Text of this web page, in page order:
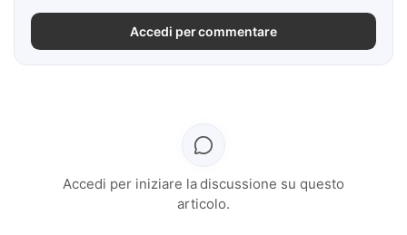
Accedi per commentare
Accedi per iniziare la discussione su questo
articolo.